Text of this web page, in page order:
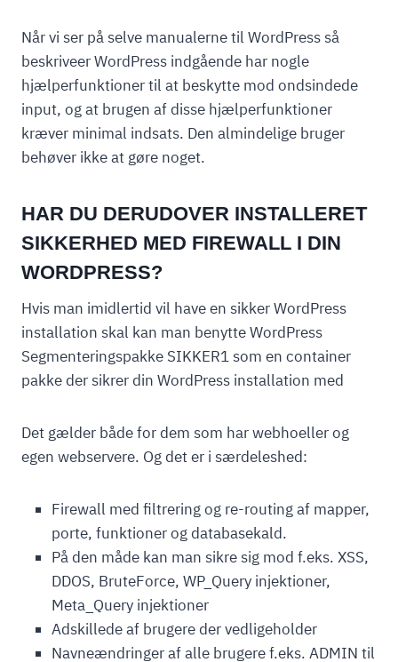
Når vi ser på selve manualerne til WordPress så
beskriveer WordPress indgående har nogle
hjælperfunktioner til at beskytte mod ondsindede
input, og at brugen af disse hjælperfunktioner
kræver minimal indsats. Den almindelige bruger
behøver ikke at gøre noget.
HAR DU DERUDOVER INSTALLERET
SIKKERHED MED FIREWALL I DIN
WORDPRESS?
Hvis man imidlertid vil have en sikker WordPress
installation skal kan man benytte WordPress
Segmenteringspakke SIKKER1 som en container
pakke der sikrer din WordPress installation med
Det gælder både for dem som har webhoeller og
egen webservere. Og det er i særdeleshed:
Firewall med filtrering og re-routing af mapper,
porte, funktioner og databasekald.
På den måde kan man sikre sig mod f.eks. XSS,
DDOS, BruteForce, WP_Query injektioner,
Meta_Query injektioner
Adskillede af brugere der vedligeholder
Navneændringer af alle brugere f.eks. ADMIN til